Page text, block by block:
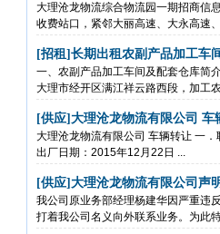
大理沧龙物流综合物流园一期招商信
收费站口，紧邻大丽高速、大永高速
[招租] 长期出租农副产品加工车
一、农副产品加工车间及配套仓库简
大理市经开区满江祥云路西段，加工
[供应] 大理沧龙物流有限公司 车
大理沧龙物流有限公司 车辆转让 一
出厂日期：2015年12月22日 ...
[供应] 大理沧龙物流有限公司声
我公司原业务部经理杨建华因严重违
打着我公司名义向外联系业务。为此